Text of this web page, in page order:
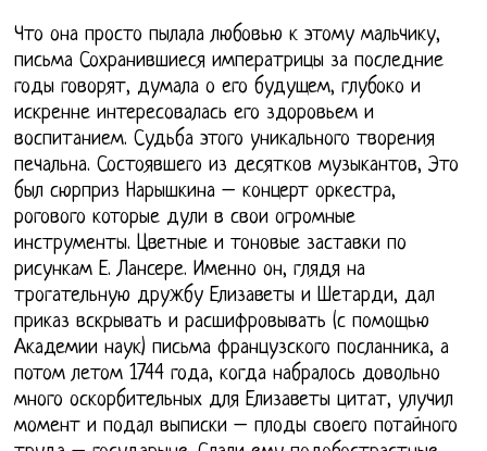
Что она просто пылала любовью к этому мальчику,
письма Сохранившиеся императрицы за последние
годы говорят, думала о его будущем, глубоко и
искренне интересовалась его здоровьем и
воспитанием. Судьба этого уникального творения
печальна. Состоявшего из десятков музыкантов, Это
был сюрприз Нарышкина – концерт оркестра,
рогового которые дули в свои огромные
инструменты. Цветные и тоновые заставки по
рисункам Е. Лансере. Именно он, глядя на
трогательную дружбу Елизаветы и Шетарди, дал
приказ вскрывать и расшифровывать (с помощью
Академии наук) письма французского посланника, а
потом летом 1744 года, когда набралось довольно
много оскорбительных для Елизаветы цитат, улучил
момент и подал выписки – плоды своего потайного